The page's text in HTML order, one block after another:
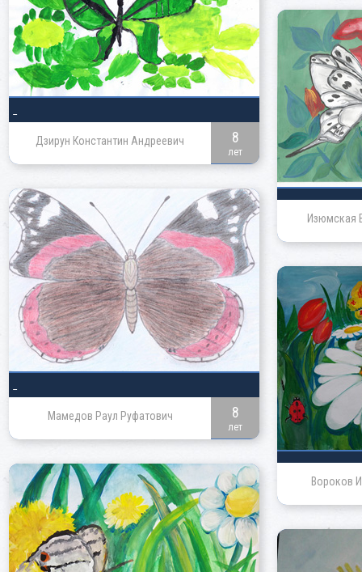
Дзирун Константин Андреевич 8
лет
Изюмская
Мамедов Раул Руфатович 8
лет
Вороков